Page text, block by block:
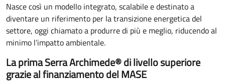
Nasce così un modello integrato, scalabile e destinato a
diventare un riferimento per la transizione energetica del
settore, oggi chiamato a produrre di più e meglio, riducendo al
minimo l’impatto ambientale.
La prima Serra Archimede® di livello superiore
grazie al finanziamento del MASE